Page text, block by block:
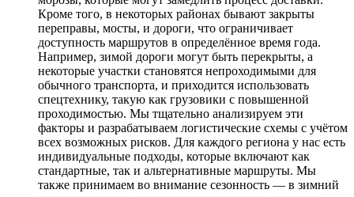
Кроме того, в некоторых районах бывают закрыты
переправы, мосты, и дороги, что ограничивает
доступность маршрутов в определённое время года.
Например, зимой дороги могут быть перекрыты, а
некоторые участки становятся непроходимыми для
обычного транспорта, и приходится использовать
спецтехнику, такую как грузовики с повышенной
проходимостью. Мы тщательно анализируем эти
факторы и разрабатываем логистические схемы с учётом
всех возможных рисков. Для каждого региона у нас есть
индивидуальные подходы, которые включают как
стандартные, так и альтернативные маршруты. Мы
также принимаем во внимание сезонность — в зимний